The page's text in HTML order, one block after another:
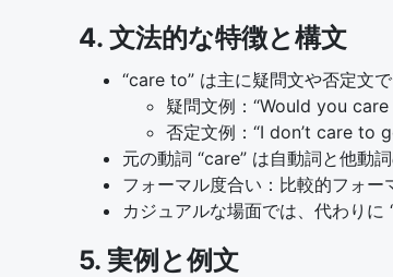
4. 文法的な特徴と構文
“care to” は主に疑問文や否定文で
疑問文例：“Would you
否定文例：“I don’t care to
元の動詞 “care” は自動詞と他動
フォーマル度合い：比較的フォー
カジュアルな場面では、代わりに
5. 実例と例文